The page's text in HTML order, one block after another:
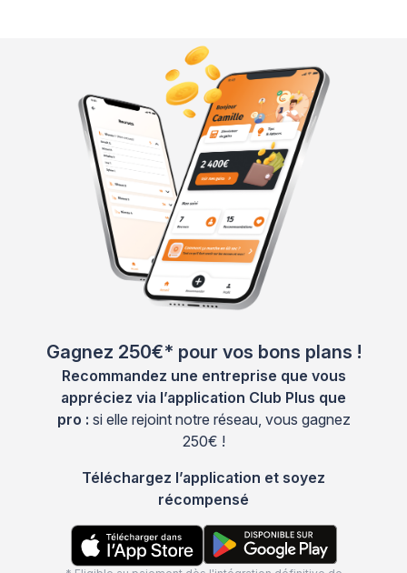
Gagnez 250€* pour vos bons plans !
Recommandez une entreprise que vous
appréciez via l’application Club Plus que
pro : si elle rejoint notre réseau, vous gagnez
250€ !
Téléchargez l’application et soyez
récompensé